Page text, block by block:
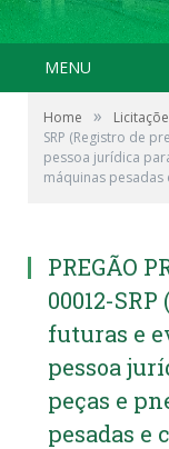
MENU
Home »
SRP (Registro de
pessoa jurídica
máquinas pesadas
PREGÃO
00012-
futuras e
pessoa
peças e
pesadas e